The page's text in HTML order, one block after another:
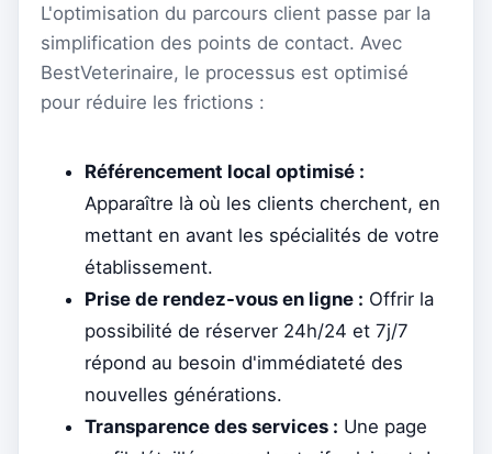
L'optimisation du parcours client passe par la
simplification des points de contact. Avec
BestVeterinaire, le processus est optimisé
pour réduire les frictions :
Référencement local optimisé :
Apparaître là où les clients cherchent, en
mettant en avant les spécialités de votre
établissement.
Prise de rendez-vous en ligne : Offrir la
possibilité de réserver 24h/24 et 7j/7
répond au besoin d'immédiateté des
nouvelles générations.
Transparence des services : Une page